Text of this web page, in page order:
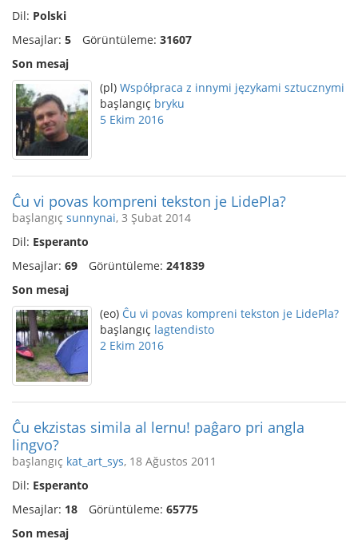
Dil: Polski
Mesajlar: 5 Görüntüleme: 31607
Son mesaj
(pl) Współpraca z innymi językami sztucznymi
başlangıç bryku
5 Ekim 2016
Ĉu vi povas kompreni tekston je LidePla?
başlangıç sunnynai, 3 Şubat 2014
Dil: Esperanto
Mesajlar: 69 Görüntüleme: 241839
Son mesaj
(eo) Ĉu vi povas kompreni tekston je LidePla?
başlangıç lagtendisto
2 Ekim 2016
Ĉu ekzistas simila al lernu! paĝaro pri angla
lingvo?
başlangıç kat_art_sys, 18 Ağustos 2011
Dil: Esperanto
Mesajlar: 18 Görüntüleme: 65775
Son mesaj